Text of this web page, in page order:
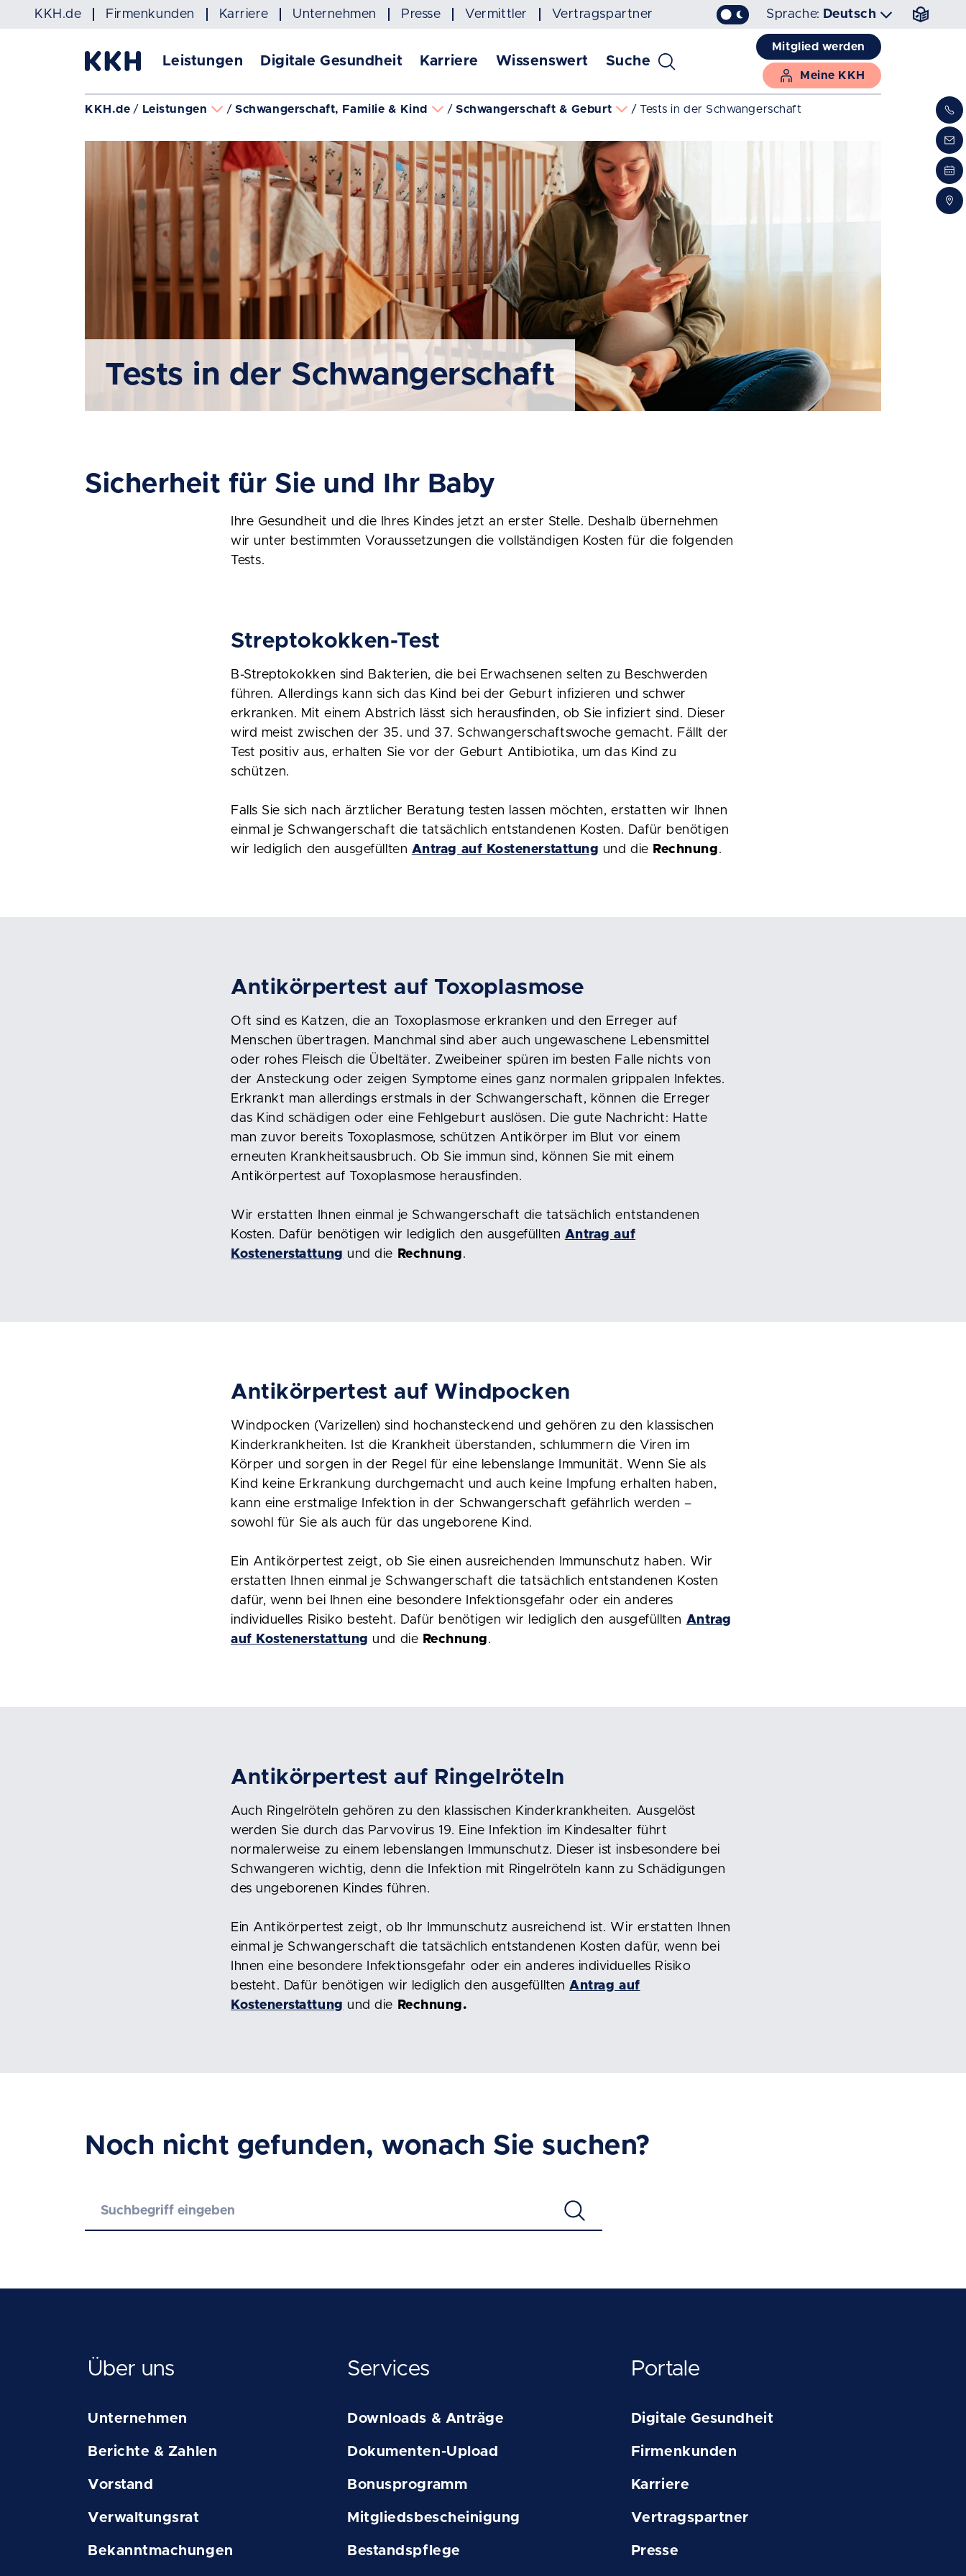
Navigation überspringen
KKH.de Firmenkunden Karriere Unternehmen Presse Vermittler Vertragspartner Sprache: Deutsch
Leistungen Digitale Gesundheit Karriere Wissenswert Suche
Mitglied werden
Meine KKH
KKH.de Leistungen Schwangerschaft, Familie & Kind Schwangerschaft & Geburt Tests in der Schwangerschaft
Tests in der Schwangerschaft
Sicherheit für Sie und Ihr Baby
Ihre Gesundheit und die Ihres Kindes jetzt an erster Stelle. Deshalb übernehmen
wir unter bestimmten Voraussetzungen die vollständigen Kosten für die folgenden
Tests.
Streptokokken-Test
B-Streptokokken sind Bakterien, die bei Erwachsenen selten zu Beschwerden
führen. Allerdings kann sich das Kind bei der Geburt infizieren und schwer
erkranken. Mit einem Abstrich lässt sich herausfinden, ob Sie infiziert sind. Dieser
wird meist zwischen der 35. und 37. Schwangerschaftswoche gemacht. Fällt der
Test positiv aus, erhalten Sie vor der Geburt Antibiotika, um das Kind zu
schützen.
Falls Sie sich nach ärztlicher Beratung testen lassen möchten, erstatten wir Ihnen
einmal je Schwangerschaft die tatsächlich entstandenen Kosten. Dafür benötigen
wir lediglich den ausgefüllten Antrag auf Kostenerstattung und die Rechnung.
Antikörpertest auf Toxoplasmose
Oft sind es Katzen, die an Toxoplasmose erkranken und den Erreger auf
Menschen übertragen. Manchmal sind aber auch ungewaschene Lebensmittel
oder rohes Fleisch die Übeltäter. Zweibeiner spüren im besten Falle nichts von
der Ansteckung oder zeigen Symptome eines ganz normalen grippalen Infektes.
Erkrankt man allerdings erstmals in der Schwangerschaft, können die Erreger
das Kind schädigen oder eine Fehlgeburt auslösen. Die gute Nachricht: Hatte
man zuvor bereits Toxoplasmose, schützen Antikörper im Blut vor einem
erneuten Krankheitsausbruch. Ob Sie immun sind, können Sie mit einem
Antikörpertest auf Toxoplasmose herausfinden.
Wir erstatten Ihnen einmal je Schwangerschaft die tatsächlich entstandenen
Kosten. Dafür benötigen wir lediglich den ausgefüllten Antrag auf
Kostenerstattung und die Rechnung.
Antikörpertest auf Windpocken
Windpocken (Varizellen) sind hochansteckend und gehören zu den klassischen
Kinderkrankheiten. Ist die Krankheit überstanden, schlummern die Viren im
Körper und sorgen in der Regel für eine lebenslange Immunität. Wenn Sie als
Kind keine Erkrankung durchgemacht und auch keine Impfung erhalten haben,
kann eine erstmalige Infektion in der Schwangerschaft gefährlich werden –
sowohl für Sie als auch für das ungeborene Kind.
Ein Antikörpertest zeigt, ob Sie einen ausreichenden Immunschutz haben. Wir
erstatten Ihnen einmal je Schwangerschaft die tatsächlich entstandenen Kosten
dafür, wenn bei Ihnen eine besondere Infektionsgefahr oder ein anderes
individuelles Risiko besteht. Dafür benötigen wir lediglich den ausgefüllten Antrag
auf Kostenerstattung und die Rechnung.
Antikörpertest auf Ringelröteln
Auch Ringelröteln gehören zu den klassischen Kinderkrankheiten. Ausgelöst
werden Sie durch das Parvovirus 19. Eine Infektion im Kindesalter führt
normalerweise zu einem lebenslangen Immunschutz. Dieser ist insbesondere bei
Schwangeren wichtig, denn die Infektion mit Ringelröteln kann zu Schädigungen
des ungeborenen Kindes führen.
Ein Antikörpertest zeigt, ob Ihr Immunschutz ausreichend ist. Wir erstatten Ihnen
einmal je Schwangerschaft die tatsächlich entstandenen Kosten dafür, wenn bei
Ihnen eine besondere Infektionsgefahr oder ein anderes individuelles Risiko
besteht. Dafür benötigen wir lediglich den ausgefülltenAntrag auf
Kostenerstattung und die Rechnung.
Noch nicht gefunden, wonach Sie suchen?
Über uns
Unternehmen
Berichte & Zahlen
Vorstand
Verwaltungsrat
Bekanntmachungen
Services
Downloads & Anträge
Dokumenten-Upload
Bonusprogramm
Mitgliedsbescheinigung
Bestandspflege
Portale
Digitale Gesundheit
Firmenkunden
Karriere
Vertragspartner
Presse